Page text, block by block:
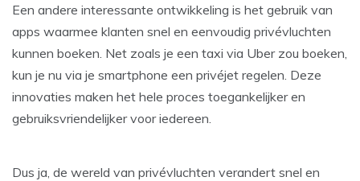
Een andere interessante ontwikkeling is het gebruik van
apps waarmee klanten snel en eenvoudig privévluchten
kunnen boeken. Net zoals je een taxi via Uber zou boeken,
kun je nu via je smartphone een privéjet regelen. Deze
innovaties maken het hele proces toegankelijker en
gebruiksvriendelijker voor iedereen.
Dus ja, de wereld van privévluchten verandert snel en